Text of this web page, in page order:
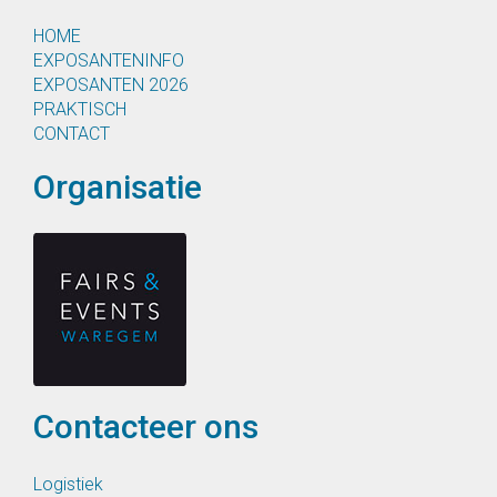
HOME
EXPOSANTENINFO
EXPOSANTEN 2026
PRAKTISCH
CONTACT
Organisatie
Contacteer ons
Logistiek